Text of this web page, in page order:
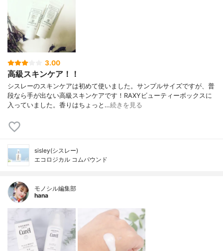
3.00
高級スキンケア！！
シスレーのスキンケアは初めて使いました。サンプルサイズですが、普
段なら手が出ない高級スキンケアです！RAXYビューティーボックスに
入っていました。香りはちょっと…続きを見る
sisley(シスレー)
エコロジカル コムパウンド
モノシル編集部
hana